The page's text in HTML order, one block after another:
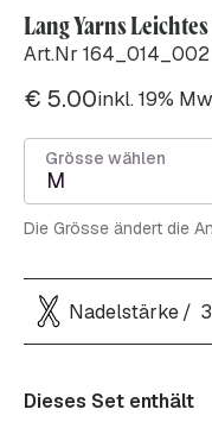
Lang Yarns
Art.Nr 164_014_002
€ 5.00inkl. 19%
Grösse wählen
M
Die Grösse ändert die
Nadelstärke
Dieses Set enthält